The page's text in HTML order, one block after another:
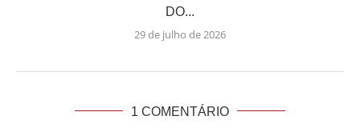
DO...
29 de julho de 2026
1 COMENTÁRIO